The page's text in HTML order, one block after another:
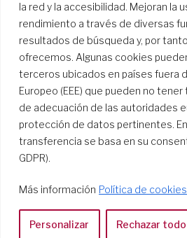
la red y la accesibilidad. Mejoran la
rendimiento a través de diversas
resultados de búsqueda y, por
ofrecemos. Algunas cookies
terceros ubicados en países fuera
Europeo (EEE) que pueden no
de adecuación de las autoridades
protección de datos pertinentes.
transferencia se basa en su
GDPR).
Más información Política de cookies
Personalizar Rechazar todo
Casa
Via Tarquinio Vipera, 16
Tel: 06 58 23 03 32 or